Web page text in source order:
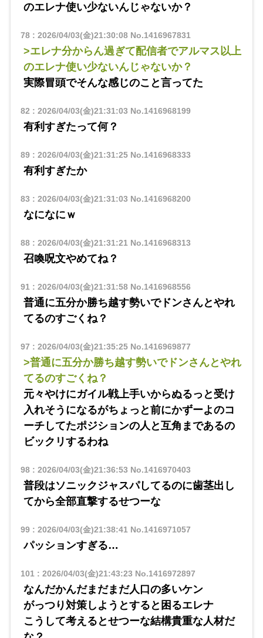
のエレナ使い少ないんじゃないか？
78: 2026/04/03(金)21:30:08No.1416967831
>エレナ分からん過ぎて配信者でアルマス以上
のエレナ使い少ないんじゃないか？
実際冒頭でそんな感じのこと言ってた
82 : 2026/04/03(金)21:31:03 No.1416968199
有利すぎたって何？
89: 2026/04/03(金)21:31:25No.1416968333
有利すぎたか
83 : 2026/04/03(金)21:31:03 No.1416968200
なになにｗ
88: 2026/04/03(金)21:31:21 No.1416968313
召喚呪文やめてね？
91 : 2026/04/03(金)21:31:58No.1416968556
普通に五分か勝ち越す勢いでドンさんとやれ
てるのすごくね？
97 : 2026/04/03(金)21:35:25No.1416969877
>普通に五分か勝ち越す勢いでドンさんとやれ
てるのすごくね？
元々やけにガイル戦上手いからぬるっと受け
入れそうになるがちょっと前にかずーよのコ
ーチしてたポジションの人と互角まであるの
ビックリするわね
98: 2026/04/03(金)21:36:53 No.1416970403
普段はソニックジャスパしてるのに歯茎出し
てから全部直撃するせつーな
99: 2026/04/03(金)21:38:41 No.1416971057
パッションすぎる…
101 : 2026/04/03(金)21:43:23 No.1416972897
なんだかんだまだまだ人口の多いケン
がっつり対策しようとすると困るエレナ
こうして考えるとせつーな結構貴重な人材だ